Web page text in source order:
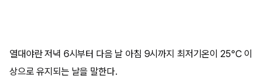
열대야란 저녁 6시부터 다음 날 아침 9시까지 최저기온이 25℃ 이
상으로 유지되는 날을 말한다.